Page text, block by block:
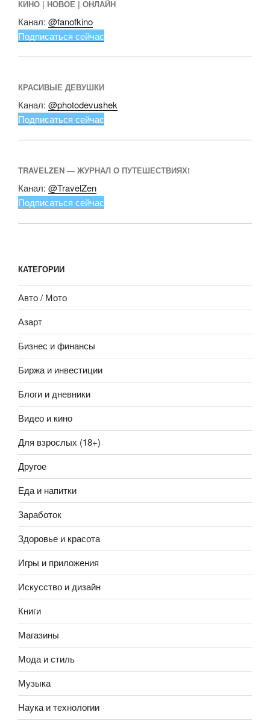
КИНО | НОВОЕ | ОНЛАЙН
Канал: @fanofkino
Подписаться сейчас
КРАСИВЫЕ ДЕВУШКИ
Канал: @photodevushek
Подписаться сейчас
TRAVELZEN — ЖУРНАЛ О ПУТЕШЕСТВИЯХ!
Канал: @TravelZen
Подписаться сейчас
КАТЕГОРИИ
Авто / Мото
Азарт
Бизнес и финансы
Биржа и инвестиции
Блоги и дневники
Видео и кино
Для взрослых (18+)
Другое
Еда и напитки
Заработок
Здоровье и красота
Игры и приложения
Искусство и дизайн
Книги
Магазины
Мода и стиль
Музыка
Наука и технологии